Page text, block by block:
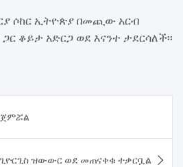
ሶከር ኢትዮጵያ በመጪው አርብ
ቆይታ አድርጋ ወደ እናንተ ታደርሳለች፡፡
ጊዮርጊስ ዝውውር ወደ መጠናቀቁ ተቃርቧል